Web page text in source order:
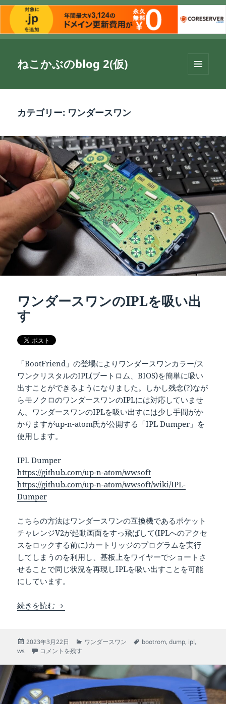
ねこかぶのblog 2(仮)
ーとウ
カテゴリー: ワンダースワン
ワンダースワンのIPLを吸い出
す
「BootFriend」の登場によりワンダースワンカラー/ス
ワンクリスタルのIPL(ブートロム、BIOS)を簡単に吸い
出すことができるようになりました。しかし残念(?)なが
らモノクロのワンダースワンのIPLには対応していませ
ん。ワンダースワンのIPLを吸い出すには少し手間がか
かりますがup-n-atom氏が公開する「IPL Dumper」を
使用します。
IPL Dumper
https://github.com/up-n-atom/wwsoft
https://github.com/up-n-atom/wwsoft/wiki/IPL-
Dumper
こちらの方法はワンダースワンの互換機であるポケット
チャレンジV2が起動画面をすっ飛ばして(IPLへのアクセ
スをロックする前に)カートリッジのプログラムを実行
してしまうのを利用し、基板上をワイヤーでショートさ
せることで同じ状況を再現しIPLを吸い出すことを可能
にしています。
続きを読む ワンダースワンのIPLを吸い出す
投
稿
2023年3月22日
カ
ー
ワンダースワン
タ
bootrom,dump, ipl,
ws
ワンダースワンのIPLを吸い出す に
コメントを残す